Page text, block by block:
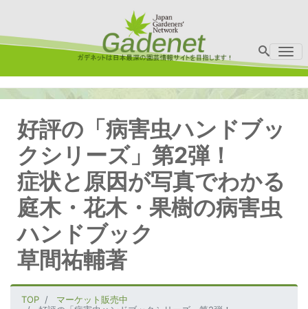
好評の「病害虫ハンドブッ
クシリーズ」第2弾！
症状と原因が写真でわかる
庭木・花木・果樹の病害虫
ハンドブック
草間祐輔著
TOP
マーケット販売中